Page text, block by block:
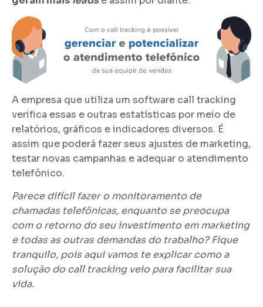
A empresa que utiliza um software call tracking
verifica essas e outras estatísticas por meio de
relatórios, gráficos e indicadores diversos. É
assim que poderá fazer seus ajustes de marketing,
testar novas campanhas e adequar o atendimento
telefônico.
Parece difícil fazer o monitoramento de
chamadas telefônicas, enquanto se preocupa
com o retorno do seu investimento em marketing
e todas as outras demandas do trabalho? Fique
tranquilo, pois aqui vamos te explicar como a
solução do call tracking veio para facilitar sua
vida.